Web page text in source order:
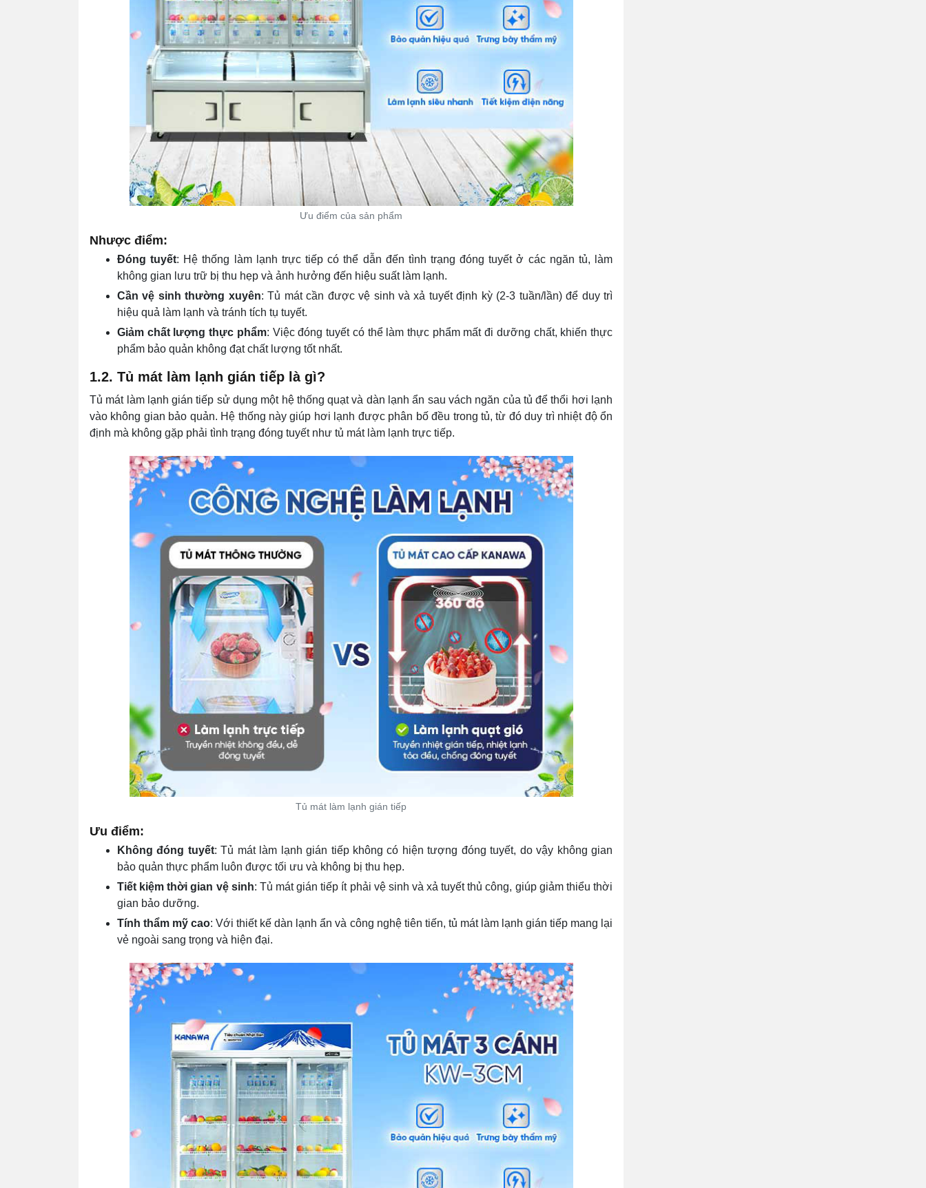
Ưu điểm của sản phẩm
Nhược điểm:
Đóng tuyết: Hệ thống làm lạnh trực tiếp có thể dẫn đến tình trạng đóng tuyết ở các ngăn tủ, làm
không gian lưu trữ bị thu hẹp và ảnh hưởng đến hiệu suất làm lạnh.
Cần vệ sinh thường xuyên: Tủ mát cần được vệ sinh và xả tuyết định kỳ (2-3 tuần/lần) để duy trì
hiệu quả làm lạnh và tránh tích tụ tuyết.
Giảm chất lượng thực phẩm: Việc đóng tuyết có thể làm thực phẩm mất đi dưỡng chất, khiến thực
phẩm bảo quản không đạt chất lượng tốt nhất.
1.2. Tủ mát làm lạnh gián tiếp là gì?
Tủ mát làm lạnh gián tiếp sử dụng một hệ thống quạt và dàn lạnh ẩn sau vách ngăn của tủ để thổi hơi lạnh
vào không gian bảo quản. Hệ thống này giúp hơi lạnh được phân bố đều trong tủ, từ đó duy trì nhiệt độ ổn
định mà không gặp phải tình trạng đóng tuyết như tủ mát làm lạnh trực tiếp.
Tủ mát làm lạnh gián tiếp
Ưu điểm:
Không đóng tuyết: Tủ mát làm lạnh gián tiếp không có hiện tượng đóng tuyết, do vậy không gian
bảo quản thực phẩm luôn được tối ưu và không bị thu hẹp.
Tiết kiệm thời gian vệ sinh: Tủ mát gián tiếp ít phải vệ sinh và xả tuyết thủ công, giúp giảm thiểu thời
gian bảo dưỡng.
Tính thẩm mỹ cao: Với thiết kế dàn lạnh ẩn và công nghệ tiên tiến, tủ mát làm lạnh gián tiếp mang lại
vẻ ngoài sang trọng và hiện đại.